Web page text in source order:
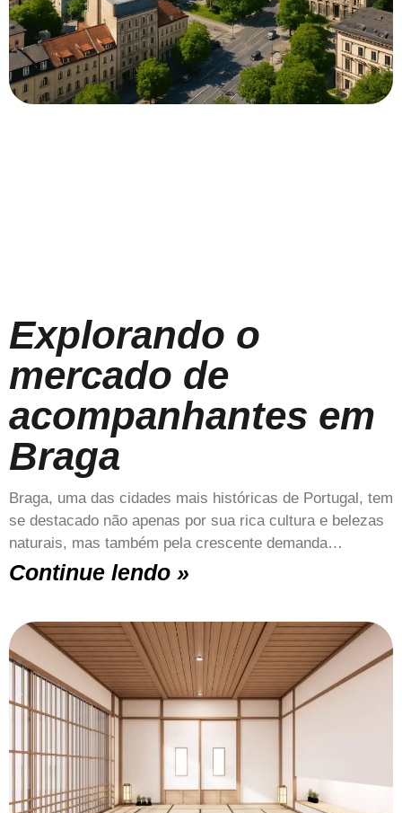
Explorando o
mercado de
acompanhantes em
Braga
Braga, uma das cidades mais históricas de Portugal, tem
se destacado não apenas por sua rica cultura e belezas
naturais, mas também pela crescente demanda…
Continue lendo »